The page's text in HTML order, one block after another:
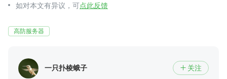
如对本文有异议，可点此反馈
高防服务器
一只扑棱蛾子  关注